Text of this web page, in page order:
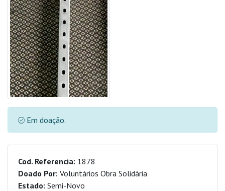
Em doação.
Cod. Referencia: 1878
Doado Por: Voluntários Obra Solidária
Estado: Semi-Novo